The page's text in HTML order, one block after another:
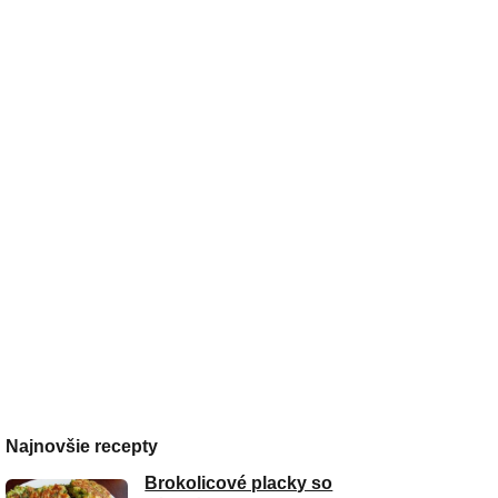
Najnovšie recepty
Brokolicové placky so